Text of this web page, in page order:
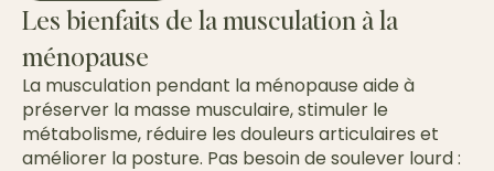
Les bienfaits de la musculation à la
ménopause
La musculation pendant la ménopause aide à
préserver la masse musculaire, stimuler le
métabolisme, réduire les douleurs articulaires et
améliorer la posture. Pas besoin de soulever lourd :